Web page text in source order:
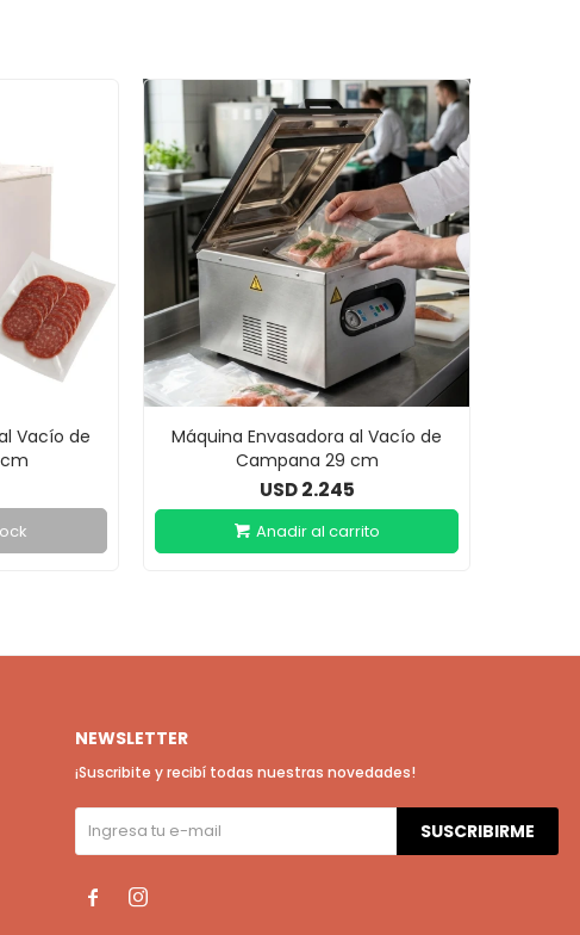
Vacío de
Máquina Envasadora al Vacío de
Campana 29 cm
USD 2.245
NEWSLETTER
¡Suscribite y recibí todas nuestras novedades!
SUSCRIBIRME
 